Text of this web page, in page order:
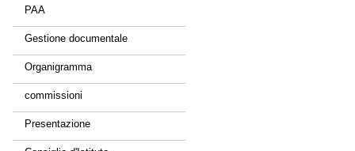
PAA
Gestione documentale
Organigramma
commissioni
Presentazione